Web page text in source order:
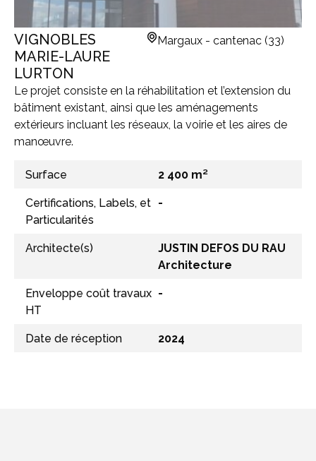
VIGNOBLES
MARIE-LAURE
LURTON
Margaux - cantenac (33)
Le projet consiste en la réhabilitation et l’extension du
bâtiment existant, ainsi que les aménagements
extérieurs incluant les réseaux, la voirie et les aires de
manœuvre.
Surface 2 400 m²
Certifications, Labels, et
Particularités
-
Architecte(s)
JUSTIN DEFOS DU RAU
Architecture
Enveloppe coût travaux
HT
-
Date de réception 2024